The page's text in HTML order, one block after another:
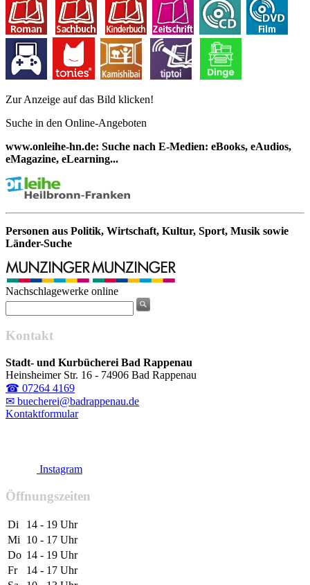
Zur Anzeige auf das Bild klicken!
Suche in den Online-Angeboten
www.onleihe-hn.de: Suche nach E-Medien: eBooks, eAudios,
eMagazine, eLearning...
Personen aus Politik, Wirtschaft, Kultur, Sport, Musik sowie
Länder-Suche
Nachschlagewerke online
Kontakt
Stadt- und Kurbücherei Bad Rappenau
Heinsheimer Str. 16 - 74906 Bad Rappenau
☎ 07264 4169
✉ buecherei@badrappenau.de
Kontaktformular
Instagram
Öffnungszeiten
Di
14 - 19 Uhr
Mi
10 - 17 Uhr
Do 14 - 19 Uhr
Fr
14 - 17 Uhr